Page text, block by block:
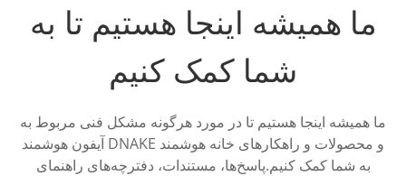
ما همیشه اینجا هستیم تا به
شما کمک کنیم
ما همیشه اینجا هستیم تا در مورد هرگونه مشکل فنی مربوط به
آیفون هوشمند DNAKE و محصولات و راهکارهای خانه هوشمند
به شما کمک کنیم.پاسخ‌ها، مستندات، دفترچه‌های راهنمای